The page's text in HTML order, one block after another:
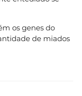
os genes do
de miados